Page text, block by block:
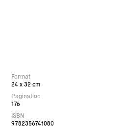
Format
24 x 32 cm
Pagination
176
ISBN
9782356741080